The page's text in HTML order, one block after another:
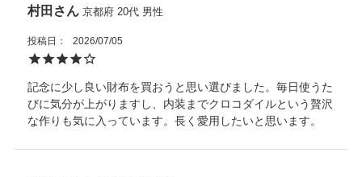
村田 京都府 20代 男性
投稿日 2026/07/05
記念に少し良い財布を買おうと思い選びました。毎日使うた
びに気分が上がりますし、内装までクロコダイルという贅沢
な作りも気に入っています。長く愛用したいと思います。